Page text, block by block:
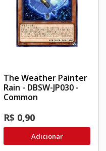
The Weather Painter
Rain - DBSW-JP030 -
Common
R$ 0,90
Adicionar